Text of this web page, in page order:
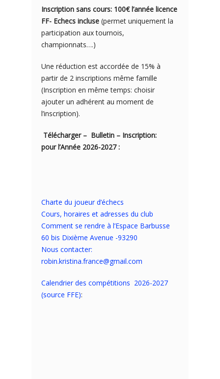
Inscription sans cours: 100€ l’année licence
FF- Echecs incluse (permet uniquement la
participation aux tournois,
championnats….)
Une réduction est accordée de 15% à
partir de 2 inscriptions même famille
(Inscription en même temps: choisir
ajouter un adhérent au moment de
l’inscription).
Télécharger – Bulletin – Inscription:
pour l’Année 2026-2027 :
Charte du joueur d’échecs
Cours, horaires et adresses du club
Comment se rendre à l’Espace Barbusse
60 bis Dixième Avenue -93290
Nous contacter:
robin.kristina.france@gmail.com
Calendrier des compétitions 2026-2027
(source FFE):